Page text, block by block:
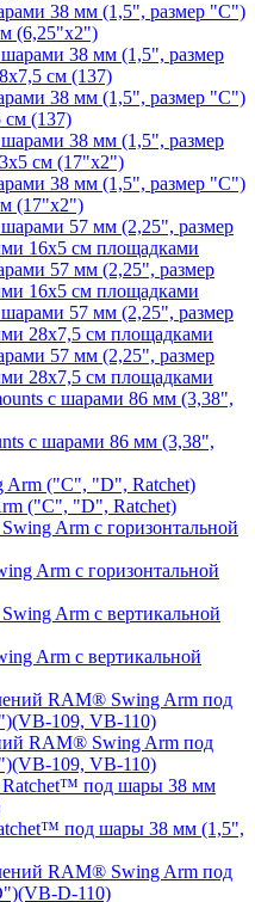
38 мм (1,5", размер "C")
(6,25"х2")
38 мм (1,5", размер "C")
см (137)
38 мм (1,5", размер "C")
(17"х2")
57 мм (2,25", размер
16х5 см площадками
57 мм (2,25", размер
28х7,5 см площадками
с шарами 86 мм (3,38",
("C", "D", Ratchet)
Arm с горизонтальной
Arm с вертикальной
RAM® Swing Arm под
109, VB-110)
под шары 38 мм (1,5",